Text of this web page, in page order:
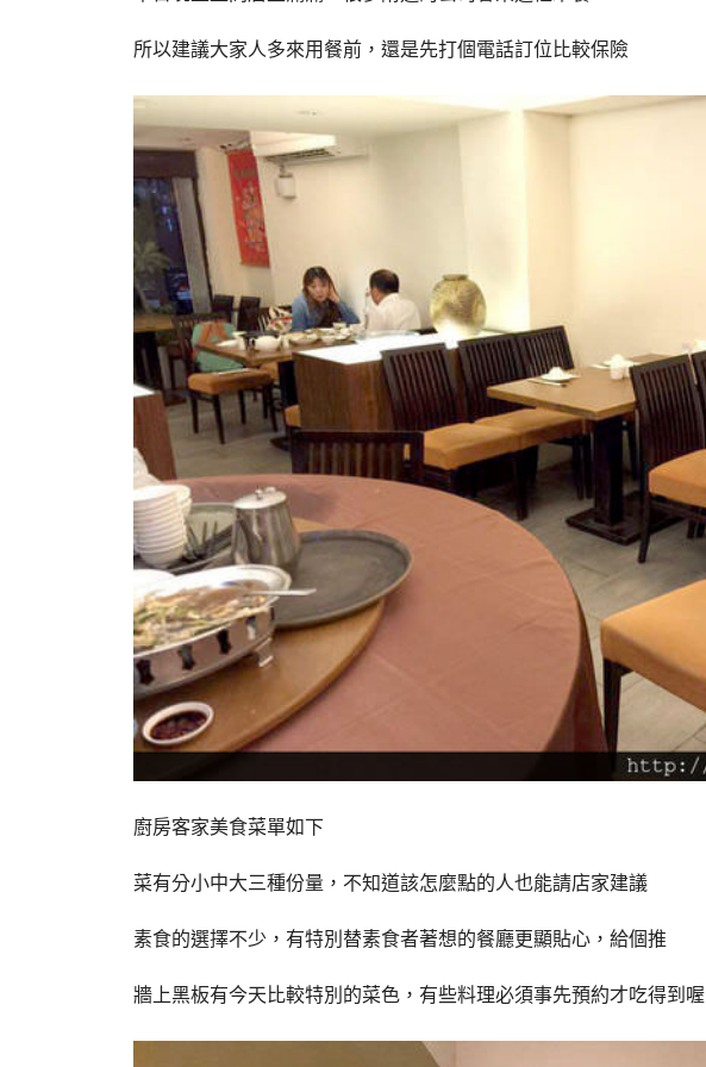
所以建議大家人多來用餐前，還是先打個電話訂位比較保險
廚房客家美食菜單如下
菜有分小中大三種份量，不知道該怎麼點的人也能請店家建議
素食的選擇不少，有特別替素食者著想的餐廳更顯貼心，給個推
牆上黑板有今天比較特別的菜色，有些料理必須事先預約才吃得到喔